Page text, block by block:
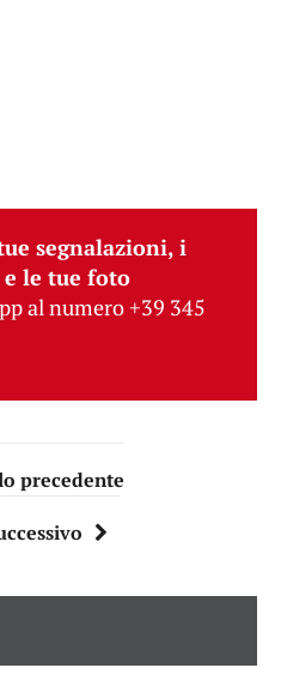
segnalazioni, i
le tue foto
al numero +39 345
precedente